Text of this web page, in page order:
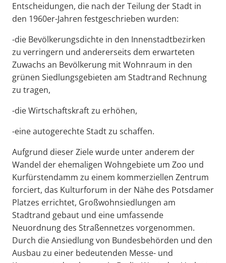
Entscheidungen, die nach der Teilung der Stadt in
den 1960er-Jahren festgeschrieben wurden:
-die Bevölkerungsdichte in den Innenstadtbezirken
zu verringern und andererseits dem erwarteten
Zuwachs an Bevölkerung mit Wohnraum in den
grünen Siedlungsgebieten am Stadtrand Rechnung
zu tragen,
-die Wirtschaftskraft zu erhöhen,
-eine autogerechte Stadt zu schaffen.
Aufgrund dieser Ziele wurde unter anderem der
Wandel der ehemaligen Wohngebiete um Zoo und
Kurfürstendamm zu einem kommerziellen Zentrum
forciert, das Kulturforum in der Nähe des Potsdamer
Platzes errichtet, Großwohnsiedlungen am
Stadtrand gebaut und eine umfassende
Neuordnung des Straßennetzes vorgenommen.
Durch die Ansiedlung von Bundesbehörden und den
Ausbau zu einer bedeutenden Messe- und